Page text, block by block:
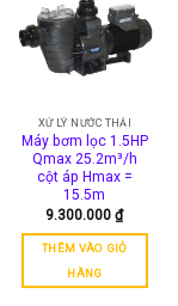
nhiều
biến
thể.
Các
chọn
có
thể
được
chọn
trên
sản
XỬ LÝ NƯỚC THẢI
Máy bơm lọc 1.5HP
Qmax 25.2m³/h
cột áp Hmax =
15.5m
9.300.000₫
THÊM VÀO GIỎ
HÀNG